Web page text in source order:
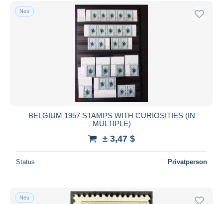
Kostenloser Versand
Zahlungsmethoden
PayPal
Banküberweisung
Mastercard
Bancontact
Gesamte Auswahl aufheben
Wohnsitz des Verkäufers
Neu
BELGIUM 1957 STAMPS WITH CURIOSITIES (IN
MULTIPLE)
± 3,47 $
Status Privatperson
Neu